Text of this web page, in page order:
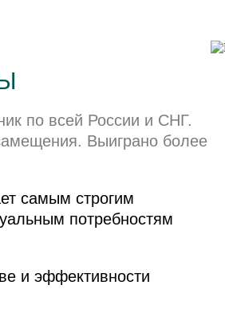
по всей России и СНГ.
Выиграно более
самым строгим
потребностям
и эффективности